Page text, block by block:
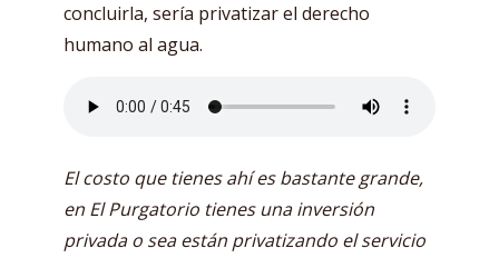
concluirla, sería privatizar el derecho
humano al agua.
El costo que tienes ahí es bastante grande,
en El Purgatorio tienes una inversión
privada o sea están privatizando el servicio